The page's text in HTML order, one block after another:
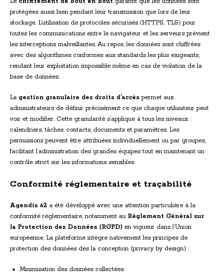
protégées aussi bien pendant leur transmission que lors de leur
stockage. L’utilisation de protocoles sécurisés (HTTPS, TLS) pour
toutes les communications entre le navigateur et les serveurs prévient
les interceptions malveillantes. Au repos, les données sont chiffrées
avec des algorithmes conformes aux standards les plus exigeants,
rendant leur exploitation impossible même en cas de violation de la
base de données.
La gestion granulaire des droits d’accès permet aux
administrateurs de définir précisément ce que chaque utilisateur peut
voir et modifier. Cette granularité s’applique à tous les niveaux :
calendriers, tâches, contacts, documents et paramètres. Les
permissions peuvent être attribuées individuellement ou par groupes,
facilitant l’administration des grandes équipes tout en maintenant un
contrôle strict sur les informations sensibles.
Conformité réglementaire et traçabilité
Agendis 62 a été développé avec une attention particulière à la
conformité réglementaire, notamment au Règlement Général sur
la Protection des Données (RGPD) en vigueur dans l’Union
européenne. La plateforme intègre nativement les principes de
protection des données dès la conception (privacy by design) :
Minimisation des données collectées